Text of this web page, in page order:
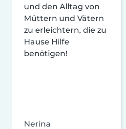
und den Alltag von
Müttern und Vätern
zu erleichtern, die zu
Hause Hilfe
benötigen!
Nerina